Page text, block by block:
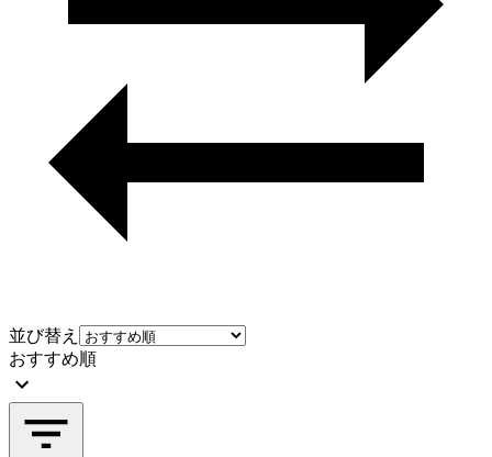
並び替え
おすすめ順